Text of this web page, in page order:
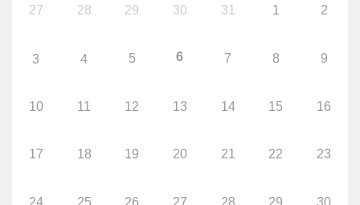
27 28 29 30 31 1 2
3 4 5 6 7 8 9
10 11 12 13 14 15 16
17 18 19 20 21 22 23
24 25 26 27 28 29 30